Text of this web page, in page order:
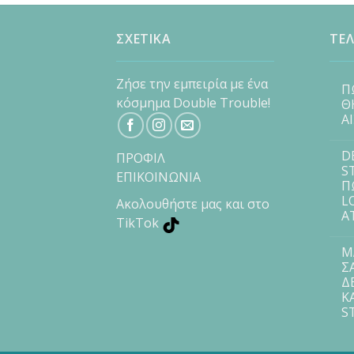
ΣΧΕΤΙΚΑ
Ζήσε την εμπειρία με ένα
κόσμημα Double Trouble!
ΠΡΟΦΙΛ
ΕΠΙΚΟΙΝΩΝΙΑ
Ακολουθήστε μας και στο
TikTok